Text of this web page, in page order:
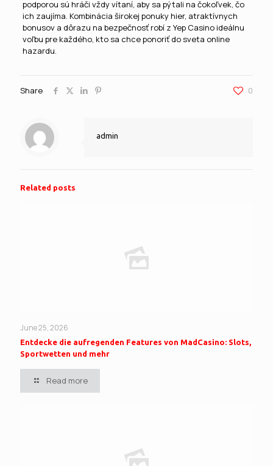
podporou sú hráči vždy vítaní, aby sa pýtali na čokoľvek, čo
ich zaujíma. Kombinácia širokej ponuky hier, atraktívnych
bonusov a dôrazu na bezpečnosť robí z Yep Casino ideálnu
voľbu pre každého, kto sa chce ponoriť do sveta online
hazardu.
Share 0
admin
Related posts
June 25, 2026
Entdecke die aufregenden Features von MadCasino: Slots,
Sportwetten und mehr
Read more